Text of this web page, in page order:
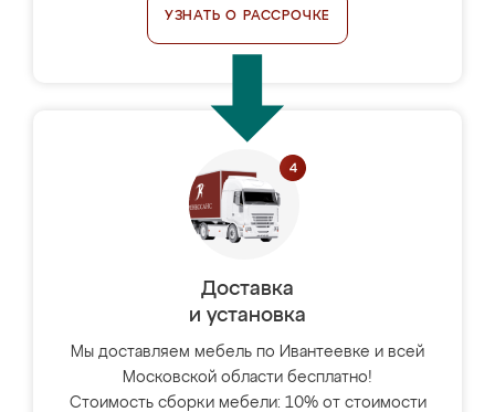
УЗНАТЬ О РАССРОЧКЕ
Доставка
и установка
Мы доставляем мебель по Ивантеевке и всей
Московской области бесплатно!
Стоимость сборки мебели: 10% от стоимости